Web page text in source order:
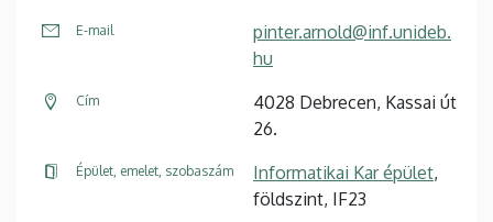
E-mail
pinter.arnold@inf.unideb.
hu
Cím
4028 Debrecen, Kassai út
26.
Épület, emelet, szobaszám Informatikai Kar épület,
földszint, IF23